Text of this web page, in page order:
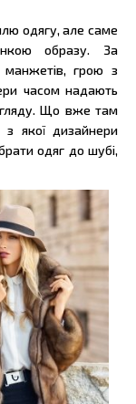
одягу, але саме
образу. За
манжетів, грою з
часом надають
Що вже там
якої дизайнери
одяг до шубі,